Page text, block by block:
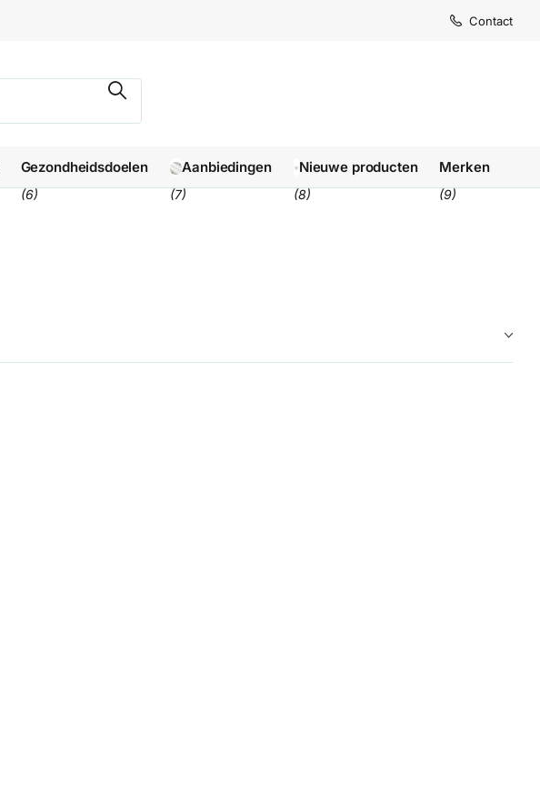
Levertijd1-3
Levertijd1-3
Contact
Gezondheidsdoelen
(6)
Aanbiedingen
(7)
Nieuwe producten
(8)
Merken
(9)